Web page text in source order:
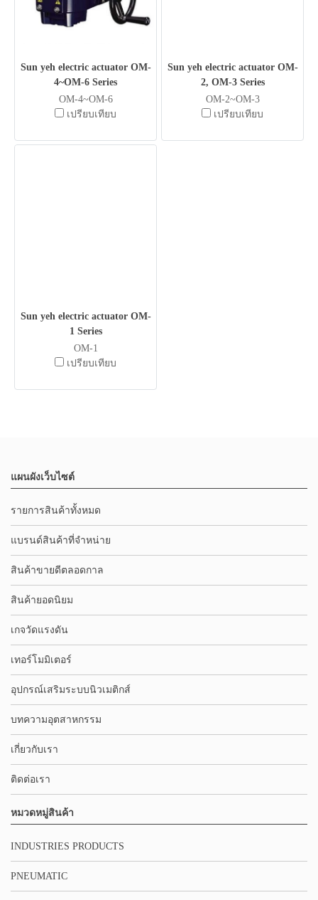
Sun yeh electric actuator OM-
4~OM-6 Series
OM-4~OM-6
เปรียบเทียบ
Sun yeh electric actuator OM-
2, OM-3 Series
OM-2~OM-3
เปรียบเทียบ
Sun yeh electric actuator OM-
1 Series
OM-1
เปรียบเทียบ
แผนผังเว็บไซต์
รายการสินค้าทั้งหมด
แบรนด์สินค้าที่จำหน่าย
สินค้าขายดีตลอดกาล
สินค้ายอดนิยม
เกจวัดแรงดัน
เทอร์โมมิเตอร์
อุปกรณ์เสริมระบบนิวเมติกส์
บทความอุตสาหกรรม
เกี่ยวกับเรา
ติดต่อเรา
หมวดหมู่สินค้า
INDUSTRIES PRODUCTS
PNEUMATIC